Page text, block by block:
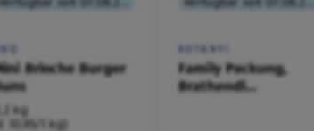
Brioche Burger
kg
10,95/1 kg)
KOTÁNYI
Family Packung,
Brathendl